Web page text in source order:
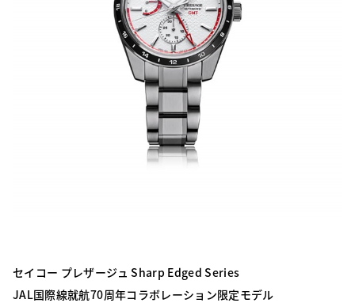
セイコー プレザージュ Sharp Edged Series
JAL国際線就航70周年コラボレーション限定モデル